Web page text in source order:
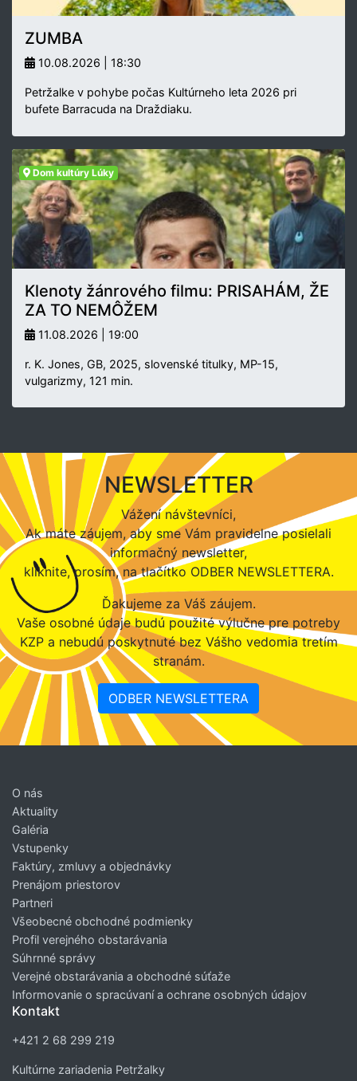
ZUMBA
10.08.2026 | 18:30
Petržalke v pohybe počas Kultúrneho leta 2026 pri
bufete Barracuda na Draždiaku.
Dom kultúry Lúky
Klenoty žánrového filmu: PRISAHÁM, ŽE
ZA TO NEMÔŽEM
11.08.2026 | 19:00
r. K. Jones, GB, 2025, slovenské titulky, MP-15,
vulgarizmy, 121 min.
NEWSLETTER
Vážení návštevníci,
Ak máte záujem, aby sme Vám pravidelne posielali
informačný newsletter,
kliknite, prosím, na tlačítko ODBER NEWSLETTERA.
Ďakujeme za Váš záujem.
Vaše osobné údaje budú použité výlučne pre potreby
KZP a nebudú poskytnuté bez Vášho vedomia tretím
stranám.
ODBER NEWSLETTERA
O nás
Aktuality
Galéria
Vstupenky
Faktúry, zmluvy a objednávky
Prenájom priestorov
Partneri
Všeobecné obchodné podmienky
Profil verejného obstarávania
Súhrnné správy
Verejné obstarávania a obchodné súťaže
Informovanie o spracúvaní a ochrane osobných údajov
Kontakt
+421 2 68 299 219
Kultúrne zariadenia Petržalky